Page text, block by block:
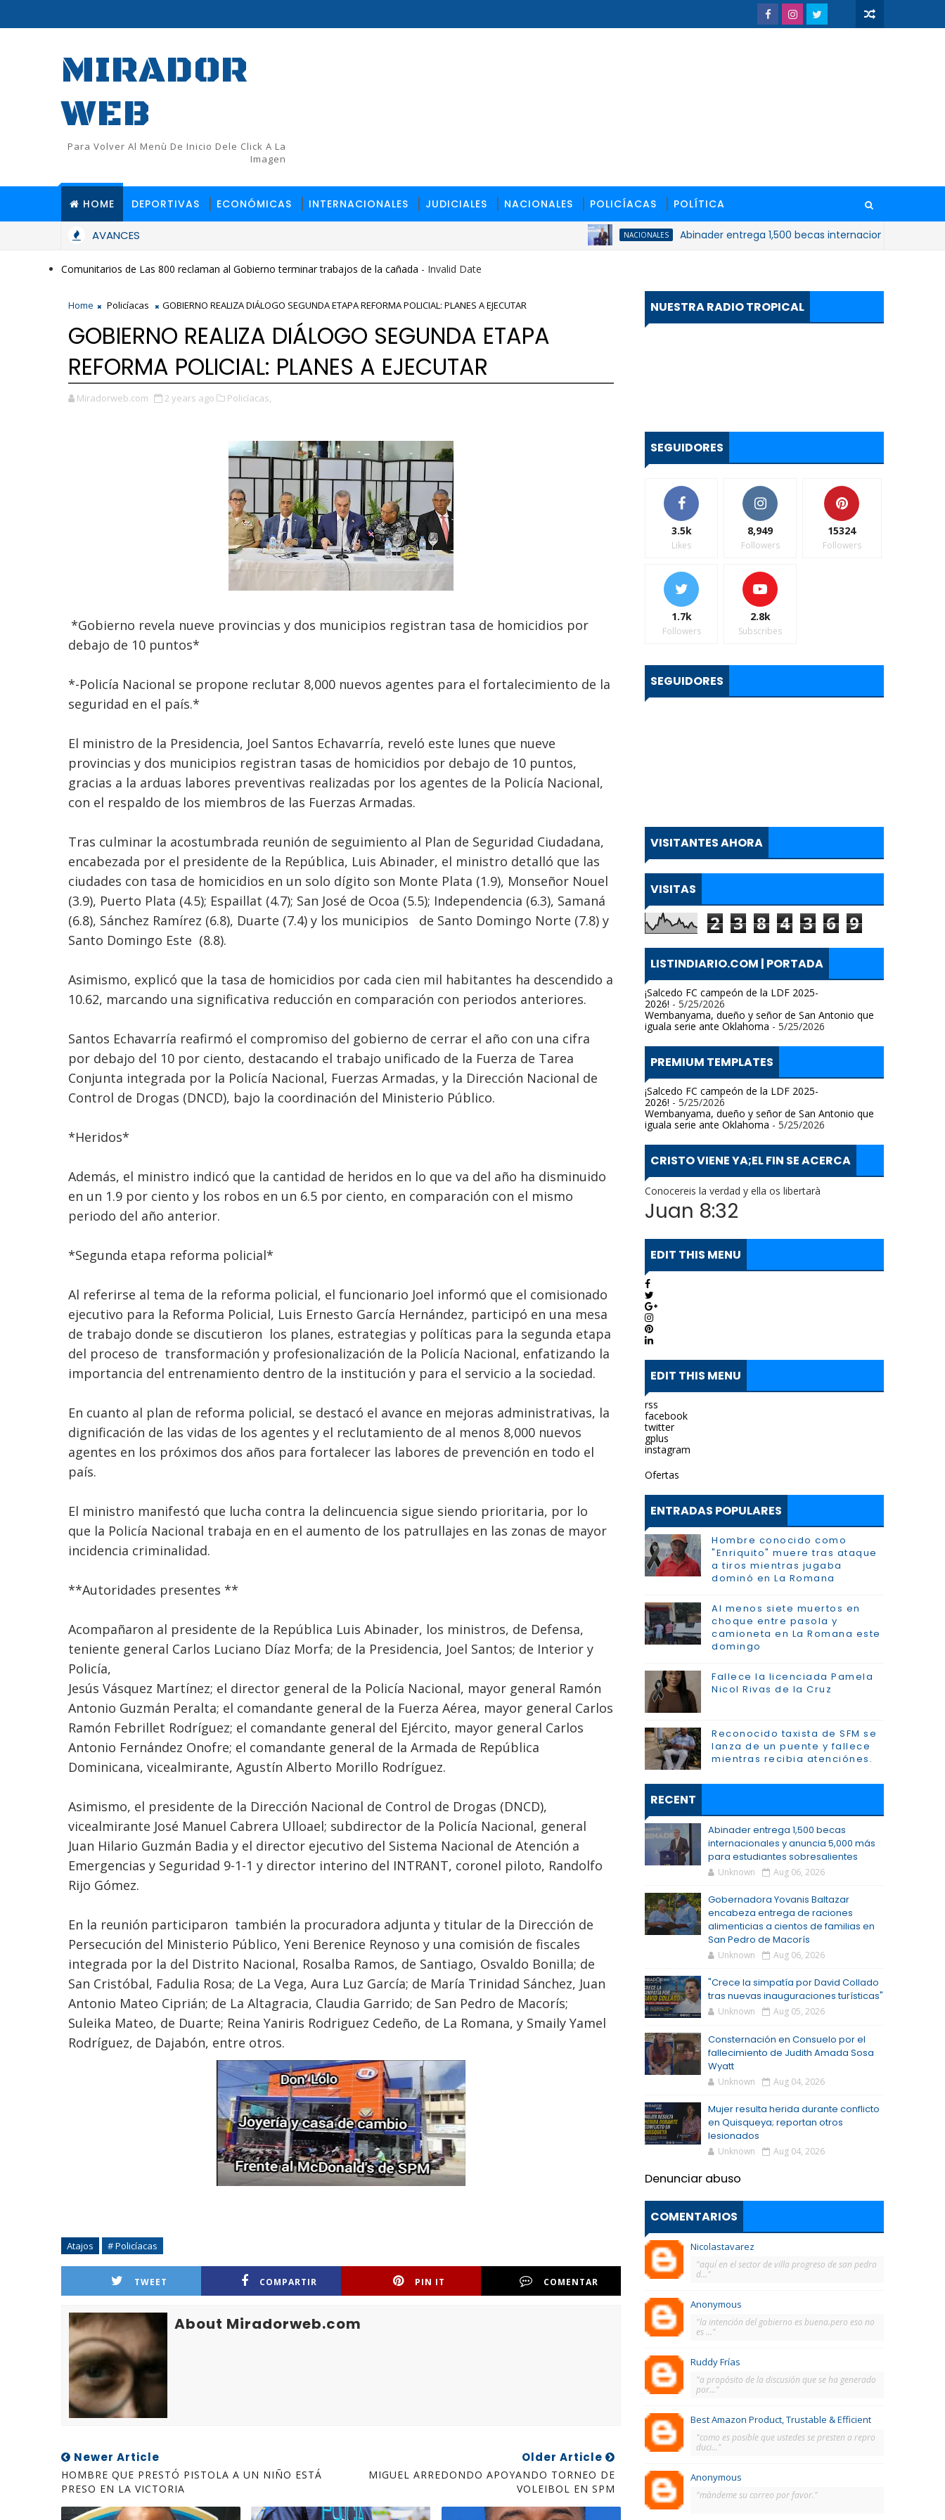
MIRADOR
WEB
Para Volver Al Menù De Inicio Dele Click A La
Imagen
HOME DEPORTIVAS ECONÓMICAS INTERNACIONALES JUDICIALES NACIONALES POLICÍACAS POLÍTICA
AVANCES NACIONALES Abinader entrega 1,500 becas internacionales y anuncia
Comunitarios de Las 800 reclaman al Gobierno terminar trabajos de la cañada - Invalid Date
Home Policíacas GOBIERNO REALIZA DIÁLOGO SEGUNDA ETAPA REFORMA POLICIAL: PLANES A EJECUTAR
GOBIERNO REALIZA DIÁLOGO SEGUNDA ETAPA
REFORMA POLICIAL: PLANES A EJECUTAR
Miradorweb.com 2 years ago Policíacas,
*Gobierno revela nueve provincias y dos municipios registran tasa de homicidios por
debajo de 10 puntos*
*-Policía Nacional se propone reclutar 8,000 nuevos agentes para el fortalecimiento de la
seguridad en el país.*
El ministro de la Presidencia, Joel Santos Echavarría, reveló este lunes que nueve
provincias y dos municipios registran tasas de homicidios por debajo de 10 puntos,
gracias a la arduas labores preventivas realizadas por los agentes de la Policía Nacional,
con el respaldo de los miembros de las Fuerzas Armadas.
Tras culminar la acostumbrada reunión de seguimiento al Plan de Seguridad Ciudadana,
encabezada por el presidente de la República, Luis Abinader, el ministro detalló que las
ciudades con tasa de homicidios en un solo dígito son Monte Plata (1.9), Monseñor Nouel
(3.9), Puerto Plata (4.5); Espaillat (4.7); San José de Ocoa (5.5); Independencia (6.3), Samaná
(6.8), Sánchez Ramírez (6.8), Duarte (7.4) y los municipios de Santo Domingo Norte (7.8) y
Santo Domingo Este (8.8).
Asimismo, explicó que la tasa de homicidios por cada cien mil habitantes ha descendido a
10.62, marcando una significativa reducción en comparación con periodos anteriores.
Santos Echavarría reafirmó el compromiso del gobierno de cerrar el año con una cifra
por debajo del 10 por ciento, destacando el trabajo unificado de la Fuerza de Tarea
Conjunta integrada por la Policía Nacional, Fuerzas Armadas, y la Dirección Nacional de
Control de Drogas (DNCD), bajo la coordinación del Ministerio Público.
*Heridos*
Además, el ministro indicó que la cantidad de heridos en lo que va del año ha disminuido
en un 1.9 por ciento y los robos en un 6.5 por ciento, en comparación con el mismo
periodo del año anterior.
*Segunda etapa reforma policial*
Al referirse al tema de la reforma policial, el funcionario Joel informó que el comisionado
ejecutivo para la Reforma Policial, Luis Ernesto García Hernández, participó en una mesa
de trabajo donde se discutieron los planes, estrategias y políticas para la segunda etapa
del proceso de transformación y profesionalización de la Policía Nacional, enfatizando la
importancia del entrenamiento dentro de la institución y para el servicio a la sociedad.
En cuanto al plan de reforma policial, se destacó el avance en mejoras administrativas, la
dignificación de las vidas de los agentes y el reclutamiento de al menos 8,000 nuevos
agentes en los próximos dos años para fortalecer las labores de prevención en todo el
país.
El ministro manifestó que lucha contra la delincuencia sigue siendo prioritaria, por lo
que la Policía Nacional trabaja en en el aumento de los patrullajes en las zonas de mayor
incidencia criminalidad.
**Autoridades presentes **
Acompañaron al presidente de la República Luis Abinader, los ministros, de Defensa,
teniente general Carlos Luciano Díaz Morfa; de la Presidencia, Joel Santos; de Interior y
Policía,
Jesús Vásquez Martínez; el director general de la Policía Nacional, mayor general Ramón
Antonio Guzmán Peralta; el comandante general de la Fuerza Aérea, mayor general Carlos
Ramón Febrillet Rodríguez; el comandante general del Ejército, mayor general Carlos
Antonio Fernández Onofre; el comandante general de la Armada de República
Dominicana, vicealmirante, Agustín Alberto Morillo Rodríguez.
Asimismo, el presidente de la Dirección Nacional de Control de Drogas (DNCD),
vicealmirante José Manuel Cabrera Ulloael; subdirector de la Policía Nacional, general
Juan Hilario Guzmán Badia y el director ejecutivo del Sistema Nacional de Atención a
Emergencias y Seguridad 9-1-1 y director interino del INTRANT, coronel piloto, Randolfo
Rijo Gómez.
En la reunión participaron también la procuradora adjunta y titular de la Dirección de
Persecución del Ministerio Público, Yeni Berenice Reynoso y una comisión de fiscales
integrada por la del Distrito Nacional, Rosalba Ramos, de Santiago, Osvaldo Bonilla; de
San Cristóbal, Fadulia Rosa; de La Vega, Aura Luz García; de María Trinidad Sánchez, Juan
Antonio Mateo Ciprián; de La Altagracia, Claudia Garrido; de San Pedro de Macorís;
Suleika Mateo, de Duarte; Reina Yaniris Rodriguez Cedeño, de La Romana, y Smaily Yamel
Rodríguez, de Dajabón, entre otros.
Atajos # Policíacas
TWEET COMPARTIR PIN IT COMENTAR
About Miradorweb.com
Newer Article
HOMBRE QUE PRESTÓ PISTOLA A UN NIÑO ESTÁ
PRESO EN LA VICTORIA
Older Article
MIGUEL ARREDONDO APOYANDO TORNEO DE
VOLEIBOL EN SPM
NUESTRA RADIO TROPICAL
SEGUIDORES
3.5k
Likes
8,949
Followers
15324
Followers
1.7k
Followers
2.8k
Subscribes
SEGUIDORES
VISITANTES AHORA
VISITAS
2 3 8 4 3 6 9
LISTINDIARIO.COM | PORTADA
¡Salcedo FC campeón de la LDF 2025-
2026! - 5/25/2026
Wembanyama, dueño y señor de San Antonio que
iguala serie ante Oklahoma - 5/25/2026
PREMIUM TEMPLATES
¡Salcedo FC campeón de la LDF 2025-
2026! - 5/25/2026
Wembanyama, dueño y señor de San Antonio que
iguala serie ante Oklahoma - 5/25/2026
CRISTO VIENE YA;EL FIN SE ACERCA
Conocereis la verdad y ella os libertarà
Juan 8:32
EDIT THIS MENU
EDIT THIS MENU
rss
facebook
twitter
gplus
instagram
Ofertas
ENTRADAS POPULARES
Hombre conocido como
"Enriquito" muere tras ataque
a tiros mientras jugaba
dominó en La Romana
Al menos siete muertos en
choque entre pasola y
camioneta en La Romana este
domingo
Fallece la licenciada Pamela
Nicol Rivas de la Cruz
Reconocido taxista de SFM se
lanza de un puente y fallece
mientras recibia atenciónes.
RECENT
Abinader entrega 1,500 becas
internacionales y anuncia 5,000 más
para estudiantes sobresalientes
Unknown Aug 06, 2026
Gobernadora Yovanis Baltazar
encabeza entrega de raciones
alimenticias a cientos de familias en
San Pedro de Macorís
Unknown Aug 06, 2026
"Crece la simpatía por David Collado
tras nuevas inauguraciones turísticas"
Unknown Aug 05, 2026
Consternación en Consuelo por el
fallecimiento de Judith Amada Sosa
Wyatt
Unknown Aug 04, 2026
Mujer resulta herida durante conflicto
en Quisqueya; reportan otros
lesionados
Unknown Aug 04, 2026
Denunciar abuso
COMENTARIOS
Nicolastavarez
"aquí en el sector de villa progreso de san pedro
d..."
Anonymous
"la intención del gobierno es buena.pero eso no
es ..."
Ruddy Frías
"a propósito de la discusión que se ha generado
por..."
Best Amazon Product, Trustable & Efficient
"como es posible que ustedes se presten a repro
duci..."
Anonymous
"màndeme su correo por favor."